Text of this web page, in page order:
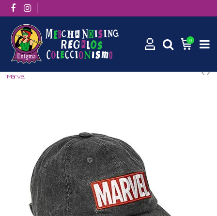
0
Marvel